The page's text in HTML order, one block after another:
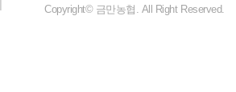
Copyright© 금만농협. All Right Reserved.